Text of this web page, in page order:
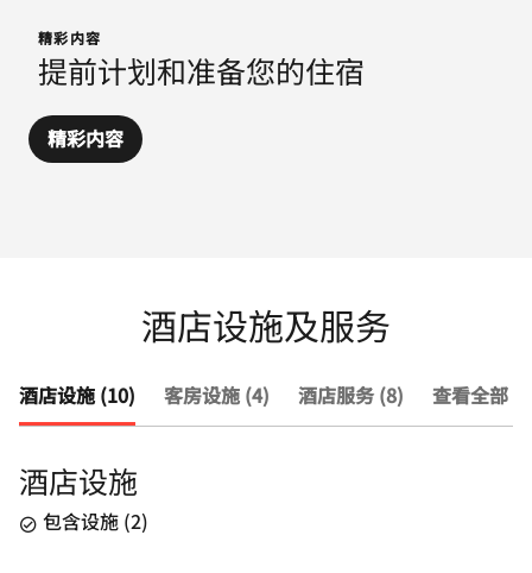
精彩内容
提前计划和准备您的住宿
精彩内容
酒店设施及服务
酒店设施 (10) 客房设施 (4) 酒店服务 (8) 查看全部
酒店设施
包含设施 (2)